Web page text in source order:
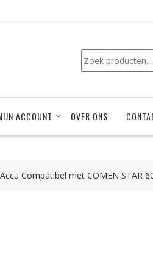
Zoeken
ACCOUNT OVER ONS
Compatibel met COMEN STAR